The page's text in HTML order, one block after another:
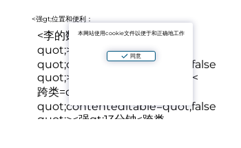
<强gt;位置和便利：
<李的数据列表=quot;子弹
quot;><跨类=quot;ql-ui
quot;contenteditable=quot;false
quot;>
<
跨类=quot;ql-ui
quot;contenteditable=quot;false
quot;><强gt;13分钟<跨类
本网站使用cookie文件以便于和正确地工作
同意